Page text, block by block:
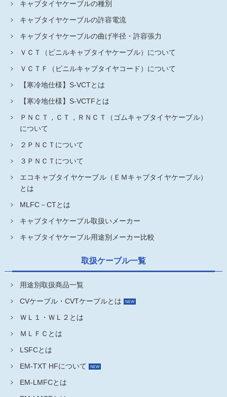
キャブタイヤケーブルの種別
キャブタイヤケーブルの許容電流
キャブタイヤケーブルの曲げ半径・許容張力
ＶＣＴ（ビニルキャブタイヤケーブル）について
ＶＣＴＦ（ビニルキャブタイヤコード）について
【寒冷地仕様】S-VCTとは
【寒冷地仕様】S-VCTFとは
ＰＮＣＴ，ＣＴ，ＲＮＣＴ（ゴムキャブタイヤケーブル）
について
２ＰＮＣＴについて
３ＰＮＣＴについて
エコキャブタイヤケーブル（ＥＭキャブタイヤケーブル）
とは
MLFC－CTとは
キャブタイヤケーブル取扱いメーカー
キャブタイヤケーブル用途別メーカー比較
取扱ケーブル一覧
用途別取扱商品一覧
CVケーブル・CVTケーブルとは
ＷＬ１・ＷＬ２とは
ＭＬＦＣとは
LSFCとは
EM-TXT HFについて
EM-LMFCとは